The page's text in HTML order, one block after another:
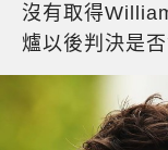
沒有取得
爐以後判決是